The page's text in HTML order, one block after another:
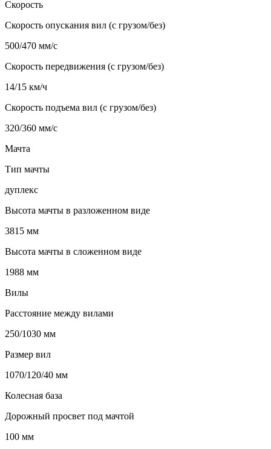
Скорость
Скорость опускания вил (с грузом/без)
500/470 мм/с
Скорость передвижения (с грузом/без)
14/15 км/ч
Скорость подъема вил (с грузом/без)
320/360 мм/с
Мачта
Тип мачты
дуплекс
Высота мачты в разложенном виде
3815 мм
Высота мачты в сложенном виде
1988 мм
Вилы
Расстояние между вилами
250/1030 мм
Размер вил
1070/120/40 мм
Колесная база
Дорожный просвет под мачтой
100 мм